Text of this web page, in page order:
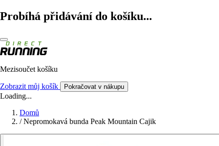
Probíhá přidávání do košíku...
Mezisoučet košíku
Zobrazit můj košík Pokračovat v nákupu
Loading...
Domů
/ Nepromokavá bunda Peak Mountain Cajik